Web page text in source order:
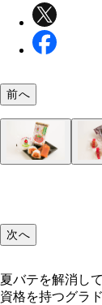
前へ
次へ
夏バテを解消し
資格を持つグラ